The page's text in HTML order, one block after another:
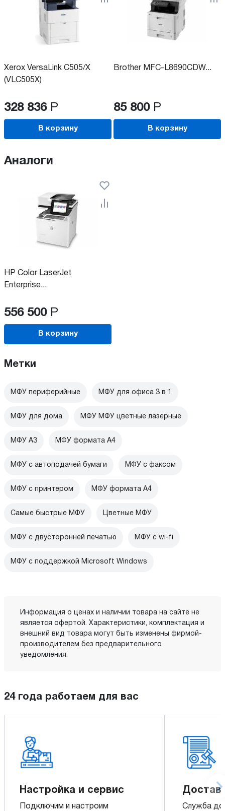
Xerox VersaLink C505/X
(VLC505X)
328 836 Р
В корзину
Brother MFC-L8690CDW...
85 800 Р
В корзину
Аналоги
HP Color LaserJet
Enterprise...
556 500 Р
В корзину
Метки
МФУ периферийные МФУ для офиса 3 в 1
МФУ для дома МФУ МФУ цветные лазерные
МФУ А3 МФУ формата А4
МФУ с автоподачей бумаги МФУ с факсом
МФУ с принтером МФУ формата А4
Самые быстрые МФУ Цветные МФУ
МФУ с двусторонней печатью МФУ c wi-fi
МФУ с поддержкой Microsoft Windows
Информация о ценах и наличии товара на сайте не
является офертой. Характеристики, комплектация и
внешний вид товара могут быть изменены фирмой-
производителем без предварительного
уведомления.
24 года работаем для вас
Настройка и сервис
Подключим и настроим
Служба